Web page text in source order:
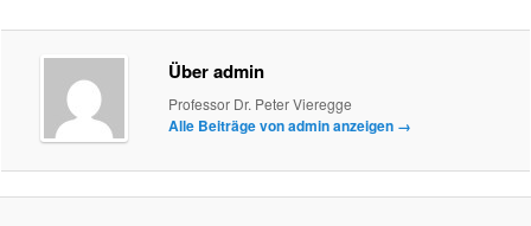
Über admin
Professor Dr. Peter Vieregge
Alle Beiträge von admin anzeigen →